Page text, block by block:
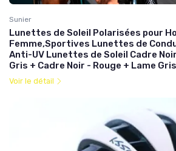
Sunier
Lunettes de Soleil Polarisées pour
Femme,Sportives Lunettes de
Anti-UV Lunettes de Soleil Cadre
Gris + Cadre Noir - Rouge + Lame Gris
Voir le détail